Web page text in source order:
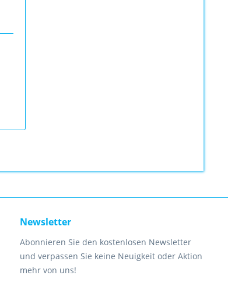
Newsletter
Abonnieren Sie den kostenlosen Newsletter
und verpassen Sie keine Neuigkeit oder Aktion
mehr von uns!